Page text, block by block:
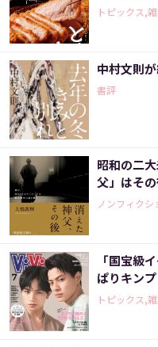
トピックス,
中村文則
書評
昭和の二
父」はその
ノンフィクシ
「国宝級
ぱりキンプ
トピックス,